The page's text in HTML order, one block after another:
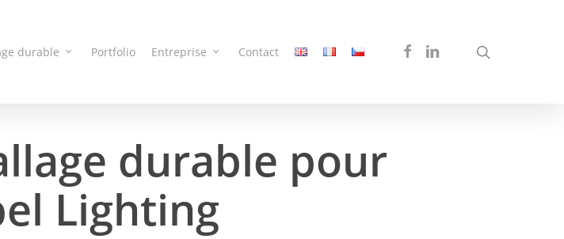
durable Portfolio Entreprise Contact facebooklinkedin
durable pour
Lighting